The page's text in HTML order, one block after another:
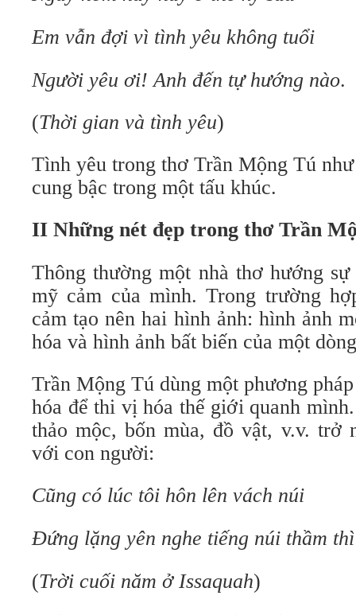
Em vẫn đợi vì tình yêu không tuổi
Người yêu ơi! Anh đến tự hướng nào.
(Thời gian và tình yêu)
Tình yêu trong thơ Trần Mộng Tú
cung bậc trong một tấu khúc.
II Những nét đẹp trong thơ Trần
Thông thường một nhà thơ hướng
mỹ cảm của mình. Trong trường
cảm tạo nên hai hình ảnh: hình ảnh
hóa và hình ảnh bất biến của một
Trần Mộng Tú dùng một phương
hóa để thi vị hóa thế giới quanh
thảo mộc, bốn mùa, đồ vật, v.v. trở
với con người:
Cũng có lúc tôi hôn lên vách núi
Đứng lặng yên nghe tiếng núi thầm thì
(Trời cuối năm ở Issaquah)